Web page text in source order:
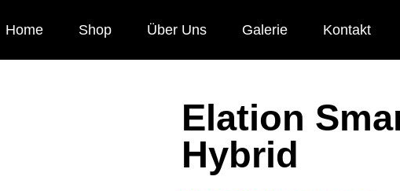
Home Shop Über Uns Galerie Kontakt
Elation
Hybrid